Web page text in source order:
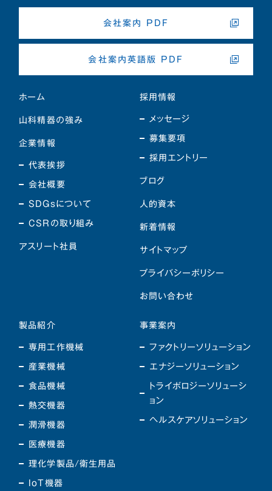
会社案内 PDF
会社案内英語版 PDF
ホーム
山科精器の強み
企業情報
代表挨拶
会社概要
SDGsについて
CSRの取り組み
アスリート社員
事業案内
ファクトリーソリューション
エナジーソリューション
トライボロジーソリューシ
ョン
ヘルスケアソリューション
製品紹介
専用工作機械
産業機械
食品機械
熱交機器
潤滑機器
医療機器
理化学製品/衛生用品
IoT機器
採用情報
メッセージ
募集要項
採用エントリー
ブログ
人的資本
新着情報
サイトマップ
プライバシーポリシー
お問い合わせ